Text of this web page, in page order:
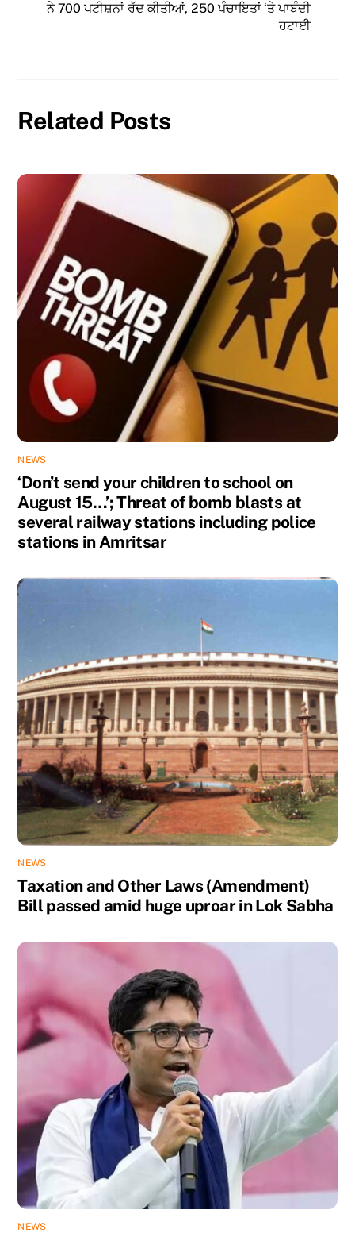
ਨੇ 700 ਪਟੀਸ਼ਨਾਂ ਰੱਦ ਕੀਤੀਆਂ, 250 ਪੰਚਾਇਤਾਂ ‘ਤੇ ਪਾਬੰਦੀ
ਹਟਾਈ
Related Posts
NEWS
‘Don’t send your children to school on
August 15…’; Threat of bomb blasts at
several railway stations including police
stations in Amritsar
NEWS
Taxation and Other Laws (Amendment)
Bill passed amid huge uproar in Lok Sabha
NEWS